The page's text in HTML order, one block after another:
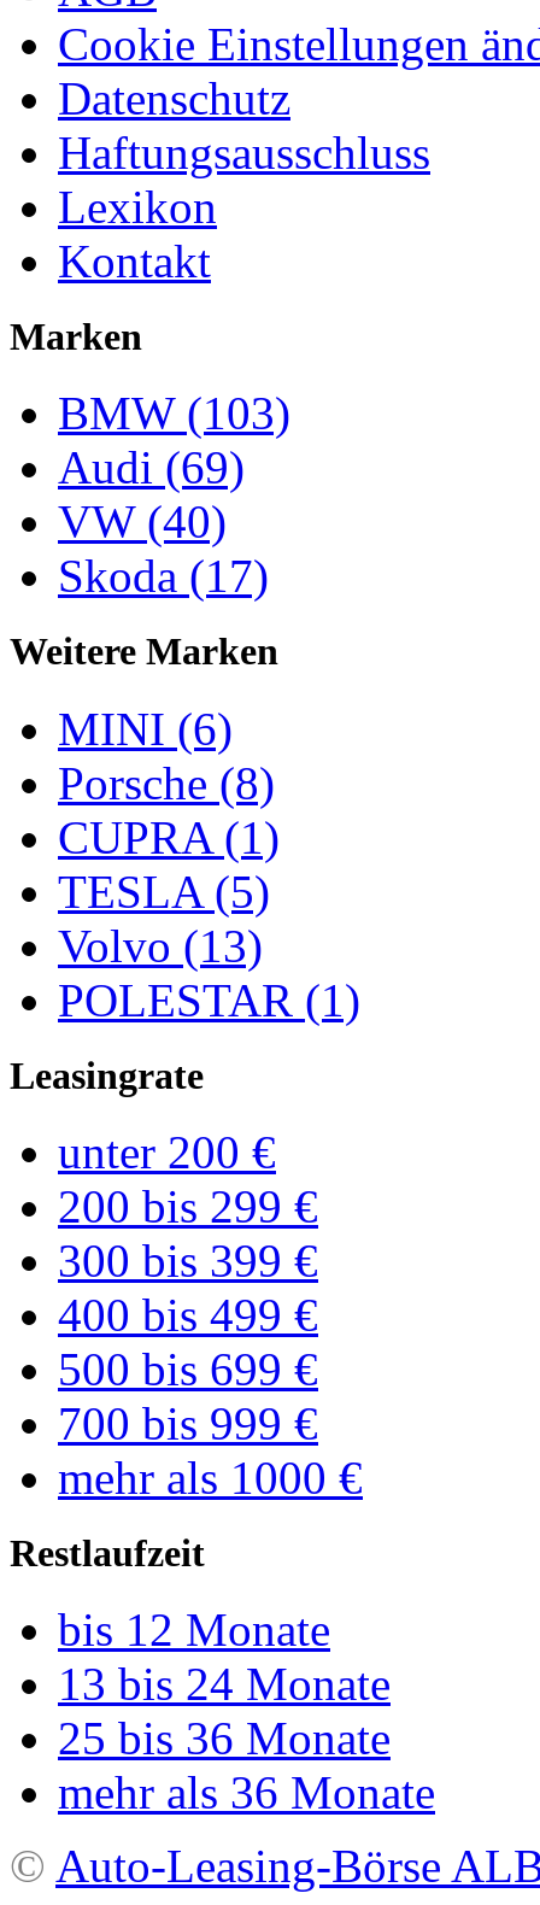
Cookie Einstellungen
Datenschutz
Haftungsausschluss
Lexikon
Kontakt
Marken
BMW (103)
Audi (69)
VW (40)
Skoda (17)
Weitere Marken
MINI (6)
Porsche (8)
CUPRA (1)
TESLA (5)
Volvo (13)
POLESTAR (1)
Leasingrate
unter 200 €
200 bis 299 €
300 bis 399 €
400 bis 499 €
500 bis 699 €
700 bis 999 €
mehr als 1000 €
Restlaufzeit
bis 12 Monate
13 bis 24 Monate
25 bis 36 Monate
mehr als 36 Monate
© Auto-Leasing-Börse